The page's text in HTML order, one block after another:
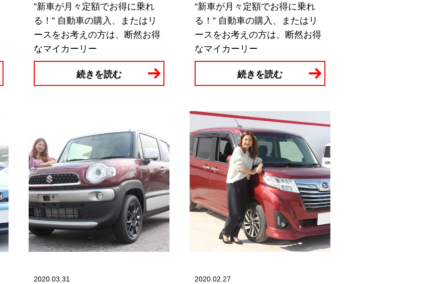
”新車が月々定額でお得に乗れ
る！” 自動車の購入、またはリ
ースをお考えの方は、断然お得
なマイカーリー
続きを読む
”新車が月々定額でお得に乗れ
る！” 自動車の購入、またはリ
ースをお考えの方は、断然お得
なマイカーリー
続きを読む
2020.03.31 2020.02.27